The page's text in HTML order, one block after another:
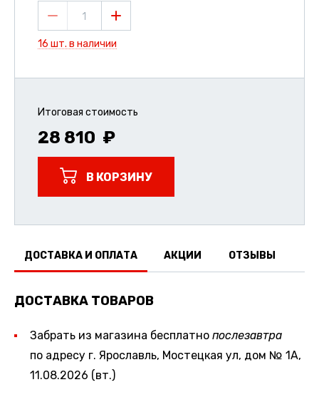
1
16 шт. в наличии
Итоговая стоимость
28 810
В КОРЗИНУ
ДОСТАВКА И ОПЛАТА АКЦИИ ОТЗЫВЫ
ДОСТАВКА ТОВАРОВ
Забрать из магазина бесплатно послезавтра
по адресу г. Ярославль, Мостецкая ул, дом № 1А,
11.08.2026 (вт.)